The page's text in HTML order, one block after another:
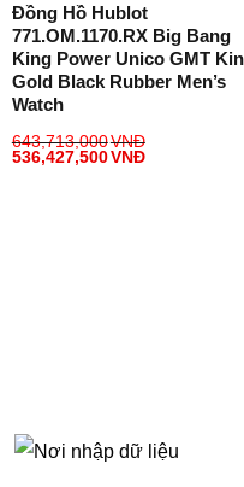
Đồng Hồ Hublot
771.OM.1170.RX Big Bang
King Power Unico GMT
Gold Black Rubber Men’s
Watch
643,713,000VNĐ
536,427,500VNĐ